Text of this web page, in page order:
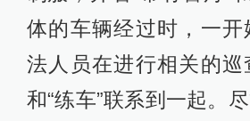
体的车辆经过时，一开
法人员在进行相关的巡
和“练车”联系到一起。